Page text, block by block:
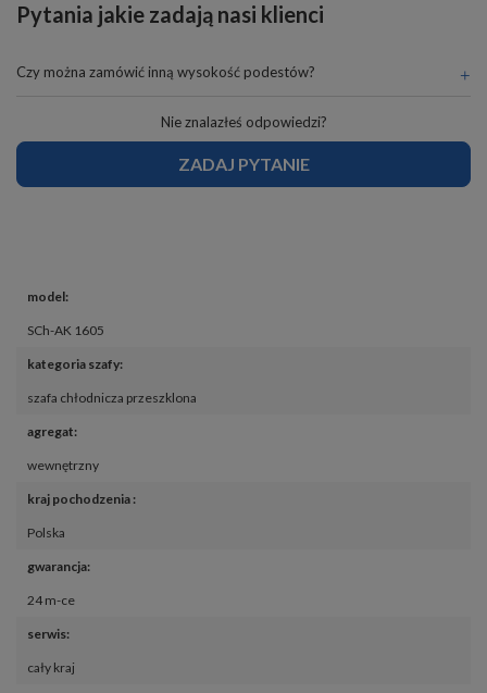
Pytania jakie zadają nasi klienci
Czy można zamówić inną wysokość podestów?
Nie znalazłeś odpowiedzi?
ZADAJ PYTANIE
model:
SCh-AK 1605
kategoria szafy:
szafa chłodnicza przeszklona
agregat:
wewnętrzny
kraj pochodzenia :
Polska
gwarancja:
24 m-ce
serwis:
cały kraj